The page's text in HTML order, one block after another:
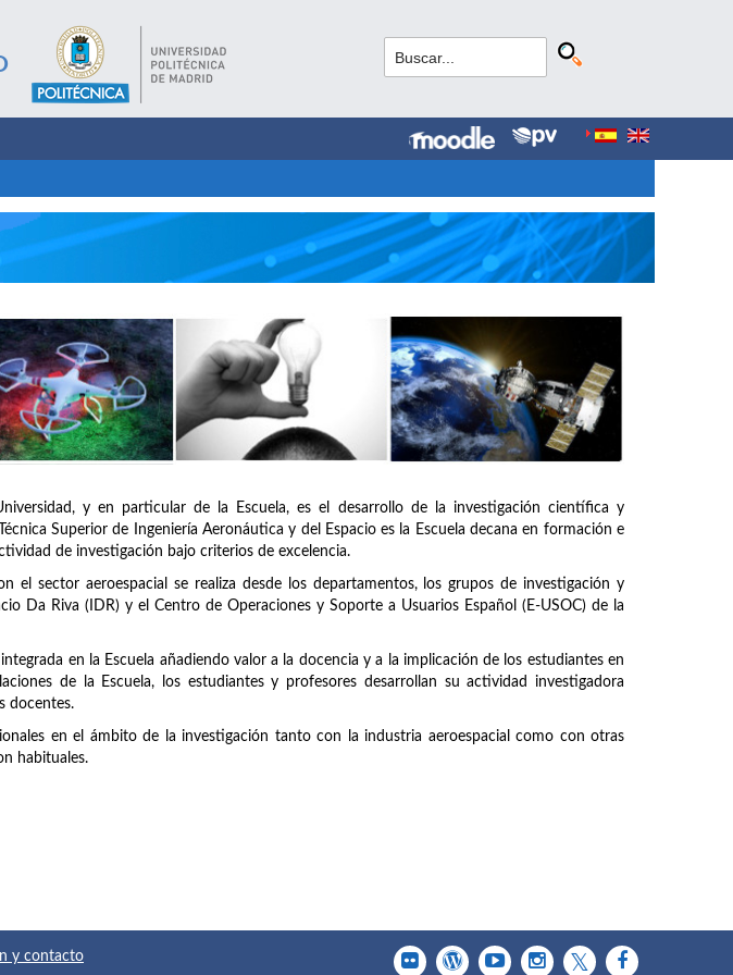
y en particular de la Escuela, es el desarrollo de la investigación científica y
Superior de Ingeniería Aeronáutica y del Espacio es la Escuela decana en formación e
de investigación bajo criterios de excelencia.
el sector aeroespacial se realiza desde los departamentos, los grupos de investigación y
Da Riva (IDR) y el Centro de Operaciones y Soporte a Usuarios Español (E-USOC) de la
en la Escuela añadiendo valor a la docencia y a la implicación de los estudiantes en
de la Escuela, los estudiantes y profesores desarrollan su actividad investigadora
docentes.
en el ámbito de la investigación tanto con la industria aeroespacial como con otras
habituales.
y contacto